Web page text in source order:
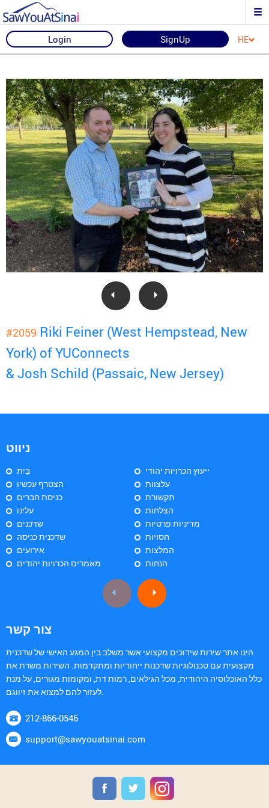
Login SignUp HE
#2059 Riki Feiner (West Hempstead, New
York) of YUConnects
& Josh Schild (Passaic, New Jersey)
ניווט
בַּיִת
הצטרף עכשיו
כניסת חברים
עלינו
שדכנים
שדכנית כניסה
אירועים
מאמרים הכרויות יהודים
ייעוץ הכרויות יהודי
עלצוות
תקשורת
הצלחות
מדיניות פרטיות
חסויות
המלצות
הנחות
צור קשר
הינו אתר שירות שידוכים מקצועי אשר משלב בין המגע האישי של שדכנית
מקצועית עם טכנולוגיות שדכנות ייחודיות ומתקדמות. השירות משרת את
כלל האוכלוסיה היהודית, מכל הגילאים, רמות דת, ומקומות מגורים, על מנת
לעזור להם למצוא את זיווגם.
212-866-0546
support@sawyouatsinai.com